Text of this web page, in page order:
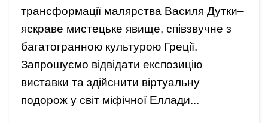
трансформації малярства Василя Дутки–
яскраве мистецьке явище, співзвучне з
багатогранною культурою Греції.
Запрошуємо відвідати експозицію
виставки та здійснити віртуальну
подорож у світ міфічної Еллади...